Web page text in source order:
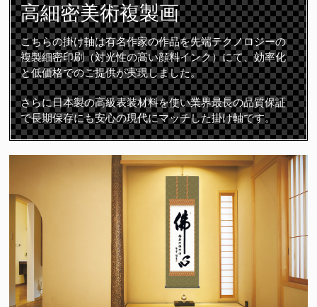
高細密美術複製画
こちらの掛け軸は有名作家の作品を先端テクノロジーの
複製細密印刷（対光性の高い顔料インク）にて、効率化
と低価格でのご提供が実現しました。
さらに日本製の高級表装材料を使い業界最長の品質保証
で長期保存にも安心の現代にマッチした掛け軸です。